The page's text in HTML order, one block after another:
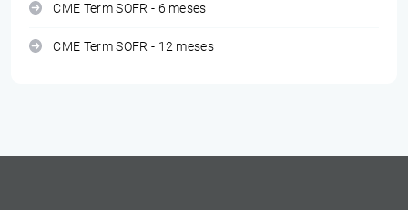
CME Term SOFR - 6 meses
CME Term SOFR - 12 meses